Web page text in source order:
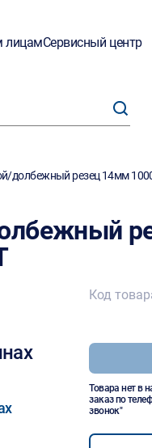
лицамСервисный центр
долбежный резец 14мм
Код
Товара нет в
заказ по
звонок"